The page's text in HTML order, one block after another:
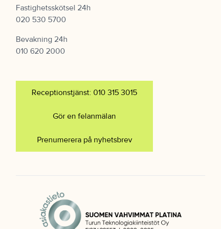
Fastighetsskötsel 24h
020 530 5700
Bevakning 24h
010 620 2000
Receptionstjänst: 010 315 3015
Gör en felanmälan
Prenumerera på nyhetsbrev